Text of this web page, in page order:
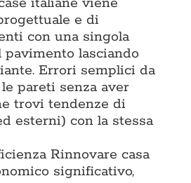
e di
con una singola
lasciando
Errori semplici da
pareti senza aver
trovi tendenze di
esterni) con la stessa
Rinnovare casa
significativo,